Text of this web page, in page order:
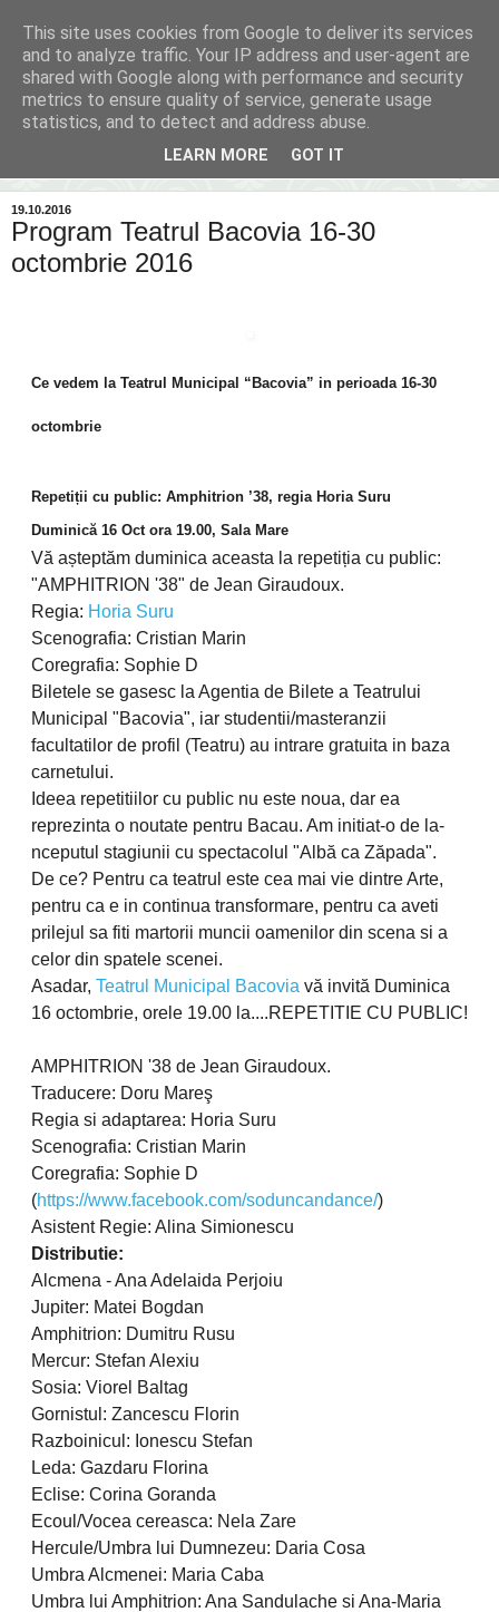
Inima Bacăului
Din inima Bacăului...spre inima ta...
19.10.2016
Program Teatrul Bacovia 16-30
octombrie 2016
Ce vedem la Teatrul Municipal “Bacovia” in perioada 16-30
octombrie
Repetiții cu public: Amphitrion ’38, regia Horia Suru
Duminică 16 Oct ora 19.00, Sala Mare
Vă așteptăm duminica aceasta la repetiția cu public:
"AMPHITRION '38" de Jean Giraudoux.
Regia: Horia Suru
Scenografia: Cristian Marin
Coregrafia: Sophie D
Biletele se gasesc la Agentia de Bilete a Teatrului
Municipal "Bacovia", iar studentii/masteranzii
facultatilor de profil (Teatru) au intrare gratuita in baza
carnetului.
Ideea repetitiilor cu public nu este noua, dar ea
reprezinta o noutate pentru Bacau. Am initiat-o de la-
nceputul stagiunii cu spectacolul "Albă ca Zăpada".
De ce? Pentru ca teatrul este cea mai vie dintre Arte,
pentru ca e in continua transformare, pentru ca aveti
prilejul sa fiti martorii muncii oamenilor din scena si a
celor din spatele scenei.
Asadar, Teatrul Municipal Bacovia vă invită Duminica
16 octombrie, orele 19.00 la....REPETITIE CU PUBLIC!
AMPHITRION '38 de Jean Giraudoux.
Traducere: Doru Mareş
Regia si adaptarea: Horia Suru
Scenografia: Cristian Marin
Coregrafia: Sophie D
(https://www.facebook.com/soduncandance/)
Asistent Regie: Alina Simionescu
Distributie:
Alcmena - Ana Adelaida Perjoiu
Jupiter: Matei Bogdan
Amphitrion: Dumitru Rusu
Mercur: Stefan Alexiu
Sosia: Viorel Baltag
Gornistul: Zancescu Florin
Razboinicul: Ionescu Stefan
Leda: Gazdaru Florina
Eclise: Corina Goranda
Ecoul/Vocea cereasca: Nela Zare
Hercule/Umbra lui Dumnezeu: Daria Cosa
Umbra Alcmenei: Maria Caba
Umbra lui Amphitrion: Ana Sandulache si Ana-Maria
This site uses cookies from Google to deliver its services
and to analyze traffic. Your IP address and user-agent are
shared with Google along with performance and security
metrics to ensure quality of service, generate usage
statistics, and to detect and address abuse.
LEARN MORE GOT IT